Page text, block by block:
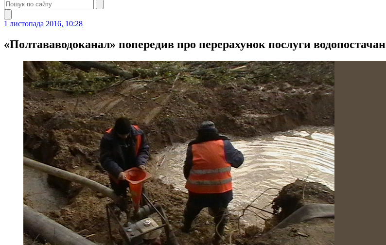
1 листопада 2016, 10:28
«Полтававодоканал» попередив про перерахунок послуги